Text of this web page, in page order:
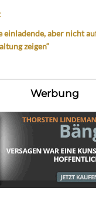
einladende, aber nicht
zeigen“
Werbung